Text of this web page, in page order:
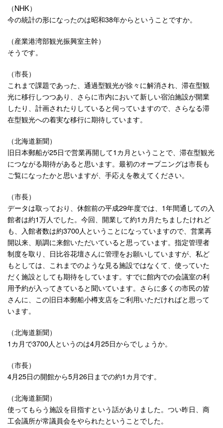
（NHK）
今の統計の形になったのは昭和38年からということですか。
（産業港湾部観光振興室主幹）
そうです。
（市長）
これまで課題であった、通過型観光が徐々に解消され、滞在型観
光に移行しつつあり、さらに市内において新しい宿泊施設が開業
したり、計画されたりしていると伺っていますので、さらなる滞
在型観光への着実な移行に期待しています。
（北海道新聞）
旧日本郵船が25日で営業再開して1カ月ということで、滞在型観光
につながる期待があると思います。最初のオープニングは市長も
ご覧になったかと思いますが、手応えを教えてください。
（市長）
データは取っており、休館前の平成29年度では、1年間通しての入
館者は約1万人でした。今回、開業して約1カ月たちましたけれど
も、入館者数は約3700人ということになっていますので、営業再
開以来、順調に来館いただいていると思っています。指定管理者
制度を取り、日比谷花壇さんに管理をお願いしていますが、私ど
もとしては、これまでのような見る施設ではなくて、使っていた
だく施設としても期待をしています。すでに館内での会議室の利
用予約が入ってきていると聞いています。さらに多くの市民の皆
さんに、この旧日本郵船小樽支店をご利用いただければと思って
います。
（北海道新聞）
1カ月で3700人というのは4月25日からでしょうか。
（市長）
4月25日の開館から5月26日までの約1カ月です。
（北海道新聞）
使ってもらう施設を目指すという話がありました。つい昨日、商
工会議所が常議員会をやられたということでした。